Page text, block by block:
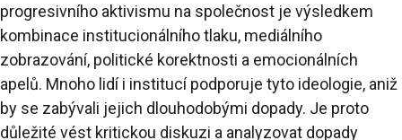
progresivního aktivismu na společnost je výsledkem
kombinace institucionálního tlaku, mediálního
zobrazování, politické korektnosti a emocionálních
apelů. Mnoho lidí i institucí podporuje tyto ideologie, aniž
by se zabývali jejich dlouhodobými dopady. Je proto
důležité vést kritickou diskuzi a analyzovat dopady